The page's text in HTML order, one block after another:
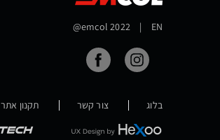
@emcol 2022 | EN
בלוג צור קשר תקנון אתר